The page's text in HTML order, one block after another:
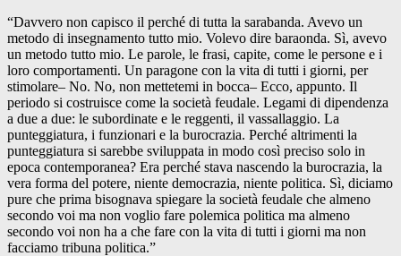
“Davvero non capisco il perché di tutta la sarabanda. Avevo un
metodo di insegnamento tutto mio. Volevo dire baraonda. Sì, avevo
un metodo tutto mio. Le parole, le frasi, capite, come le persone e i
loro comportamenti. Un paragone con la vita di tutti i giorni, per
stimolare– No. No, non mettetemi in bocca– Ecco, appunto. Il
periodo si costruisce come la società feudale. Legami di dipendenza
a due a due: le subordinate e le reggenti, il vassallaggio. La
punteggiatura, i funzionari e la burocrazia. Perché altrimenti la
punteggiatura si sarebbe sviluppata in modo così preciso solo in
epoca contemporanea? Era perché stava nascendo la burocrazia, la
vera forma del potere, niente democrazia, niente politica. Sì, diciamo
pure che prima bisognava spiegare la società feudale che almeno
secondo voi ma non voglio fare polemica politica ma almeno
secondo voi non ha a che fare con la vita di tutti i giorni ma non
facciamo tribuna politica.”